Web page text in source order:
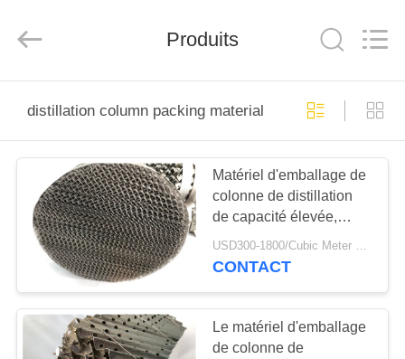
PRODUITS
VR
SHOW
AU
SUJET
mesh
products
All
Reserved.
Produits
distillation column packing material
Matériel d'emballage de
colonne de distillation
de capacité élevée,
emballage de coques de
gaze de fil
USD300-1800/Cubic Meter MOQ:8 mètres cubes
CONTACT
Le matériel d'emballage
de colonne de